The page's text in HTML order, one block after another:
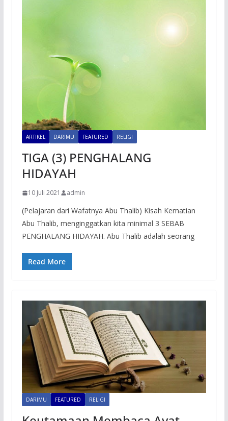
ARTIKEL DARIMU FEATURED RELIGI
TIGA (3) PENGHALANG
HIDAYAH
10 Juli 2021 admin
(Pelajaran dari Wafatnya Abu Thalib) Kisah Kematian
Abu Thalib, menginggatkan kita minimal 3 SEBAB
PENGHALANG HIDAYAH. Abu Thalib adalah seorang
Read More
DARIMU FEATURED RELIGI